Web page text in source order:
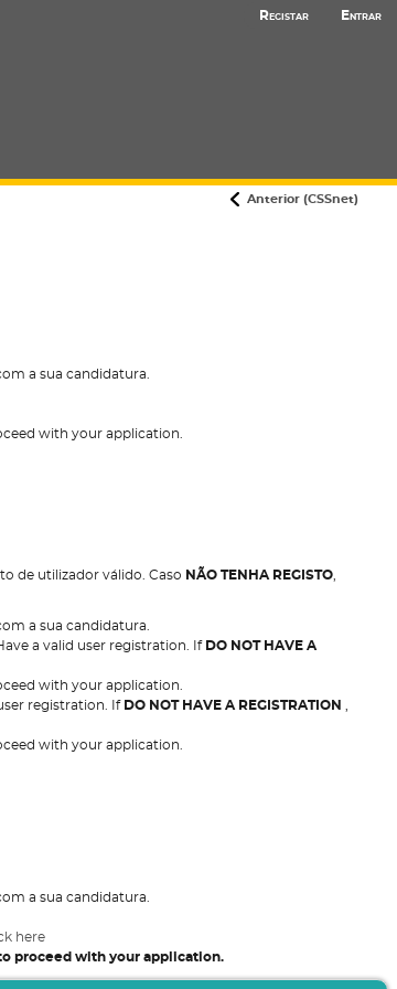
Registar Entrar
Anterior (CSSnet)
a sua candidatura.
with your application.
de utilizador válido. Caso NÃO TENHA REGISTO
a sua candidatura.
a valid user registration. If DO NOT HAVE A
with your application.
registration. If DO NOT HAVE A REGISTRATION
with your application.
a sua candidatura.
here
proceed with your application.